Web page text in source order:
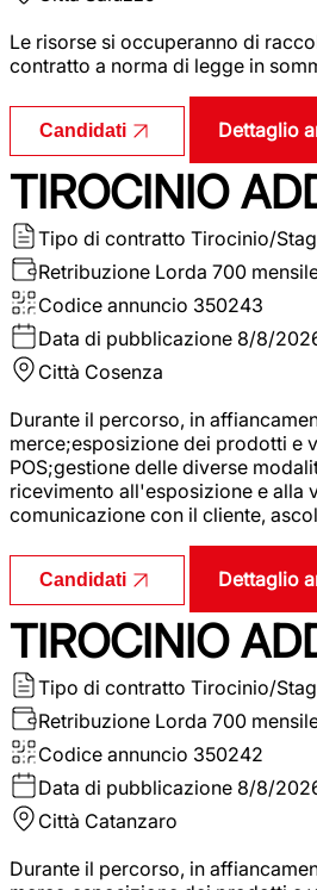
Le risorse si occuperanno di
contratto a norma di legge in
Candidati Dettaglio
TIROCINIO
Tipo di contratto Tirocinio/
Retribuzione Lorda 700
Codice annuncio 350243
Data di pubblicazione 8/8/
Città Cosenza
Durante il percorso, in
merce;esposizione dei prodotti e
POS;gestione delle diverse
ricevimento all'esposizione e alla
comunicazione con il cliente,
Candidati Dettaglio
TIROCINIO
Tipo di contratto Tirocinio/
Retribuzione Lorda 700
Codice annuncio 350242
Data di pubblicazione 8/8/
Città Catanzaro
Durante il percorso, in